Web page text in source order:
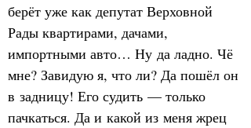
берёт уже как депутат Верховной
Рады квартирами, дачами,
импортными авто… Ну да ладно. Чё
мне? Завидую я, что ли? Да пошёл он
в задницу! Его судить — только
пачкаться. Да и какой из меня жрец